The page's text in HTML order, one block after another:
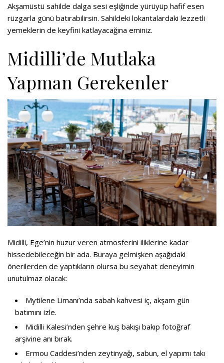
Akşamüstü sahilde dalga sesi eşliğinde yürüyüp hafif esen
rüzgarla günü batırabilirsin. Sahildeki lokantalardaki lezzetli
yemeklerin de keyfini katlayacağına eminiz.
Midilli’de Mutlaka
Yapman Gerekenler
Midilli, Ege’nin huzur veren atmosferini iliklerine kadar
hissedebileceğin bir ada. Buraya gelmişken aşağıdaki
önerilerden de yaptıkların olursa bu seyahat deneyimin
unutulmaz olacak:
Mytilene Limanı’nda sabah kahvesi iç, akşam gün
batımını izle.
Midilli Kalesi’nden şehre kuş bakışı bakıp fotoğraf
arşivine anı bırak.
Ermou Caddesi’nden zeytinyağı, sabun, el yapımı takı